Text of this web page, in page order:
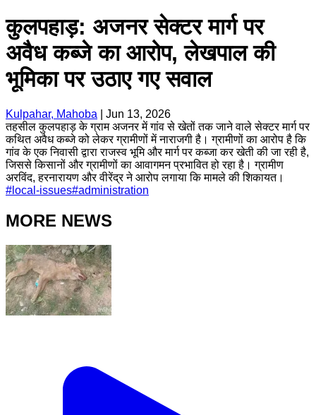
कुलपहाड़: अजनर सेक्टर मार्ग पर
अवैध कब्जे का आरोप, लेखपाल की
भूमिका पर उठाए गए सवाल
Kulpahar, Mahoba
Jun 13, 2026
तहसील कुलपहाड़ के ग्राम अजनर में गांव से खेतों तक जाने वाले सेक्टर मार्ग पर
कथित अवैध कब्जे को लेकर ग्रामीणों में नाराजगी है। ग्रामीणों का आरोप है कि
गांव के एक निवासी द्वारा राजस्व भूमि और मार्ग पर कब्जा कर खेती की जा रही है,
जिससे किसानों और ग्रामीणों का आवागमन प्रभावित हो रहा है। ग्रामीण
अरविंद, हरनारायण और वीरेंद्र ने आरोप लगाया कि मामले की शिकायत।
# local-issues#administration
MORE NEWS